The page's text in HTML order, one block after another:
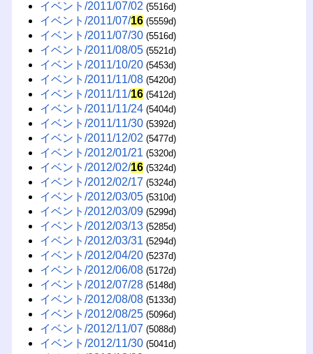
イベント/2011/07/02 (5516d)
イベント/2011/07/16 (5559d)
イベント/2011/07/30 (5516d)
イベント/2011/08/05 (5521d)
イベント/2011/10/20 (5453d)
イベント/2011/11/08 (5420d)
イベント/2011/11/16 (5412d)
イベント/2011/11/24 (5404d)
イベント/2011/11/30 (5392d)
イベント/2011/12/02 (5477d)
イベント/2012/01/21 (5320d)
イベント/2012/02/16 (5324d)
イベント/2012/02/17 (5324d)
イベント/2012/03/05 (5310d)
イベント/2012/03/09 (5299d)
イベント/2012/03/13 (5285d)
イベント/2012/03/31 (5294d)
イベント/2012/04/20 (5237d)
イベント/2012/06/08 (5172d)
イベント/2012/07/28 (5148d)
イベント/2012/08/08 (5133d)
イベント/2012/08/25 (5096d)
イベント/2012/11/07 (5088d)
イベント/2012/11/30 (5041d)